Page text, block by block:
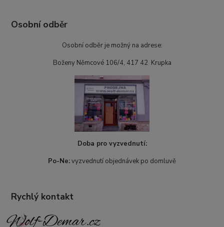
Osobní odběr
Osobní odběr je možný na adrese:
Boženy Němcové 106/4, 417 42 Krupka
Doba pro vyzvednutí:
Po-Ne:vyzvednutí objednávek po domluvě
Rychlý kontakt